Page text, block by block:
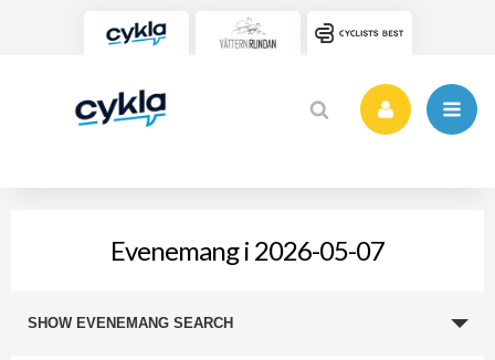
Evenemang i 2026-05-07
Evenemang
SHOW EVENEMANG SEARCH